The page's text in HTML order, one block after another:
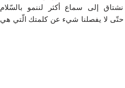
إلى سماع أكثر لننمو بالسّلام
حتّى لا يفصلنا شيء عن كلمتك الّتي هي